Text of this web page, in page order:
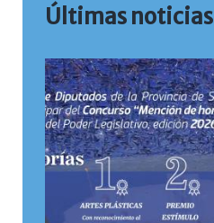
Últimas noticias